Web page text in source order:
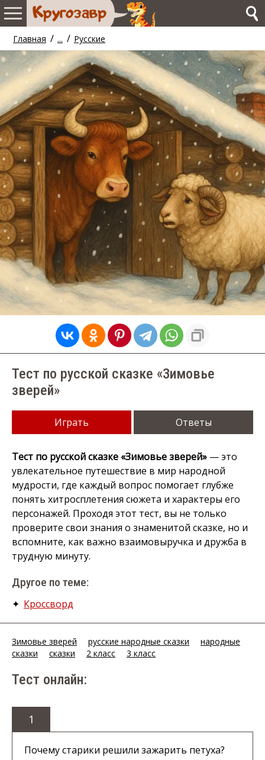
Главная / ... / Русские
Тест по русской сказке «Зимовье
зверей»
Играть Ответы
Тест по русской сказке «Зимовье зверей» — это
увлекательное путешествие в мир народной
мудрости, где каждый вопрос помогает глубже
понять хитросплетения сюжета и характеры его
персонажей. Проходя этот тест, вы не только
проверите свои знания о знаменитой сказке, но и
вспомните, как важно взаимовыручка и дружба в
трудную минуту.
Другое по теме:
✦ Кроссворд
Зимовье зверей русские народные сказки
народные
сказки
сказки 2 класс 3 класс
Тест онлайн:
1
Почему старики решили зажарить петуха?